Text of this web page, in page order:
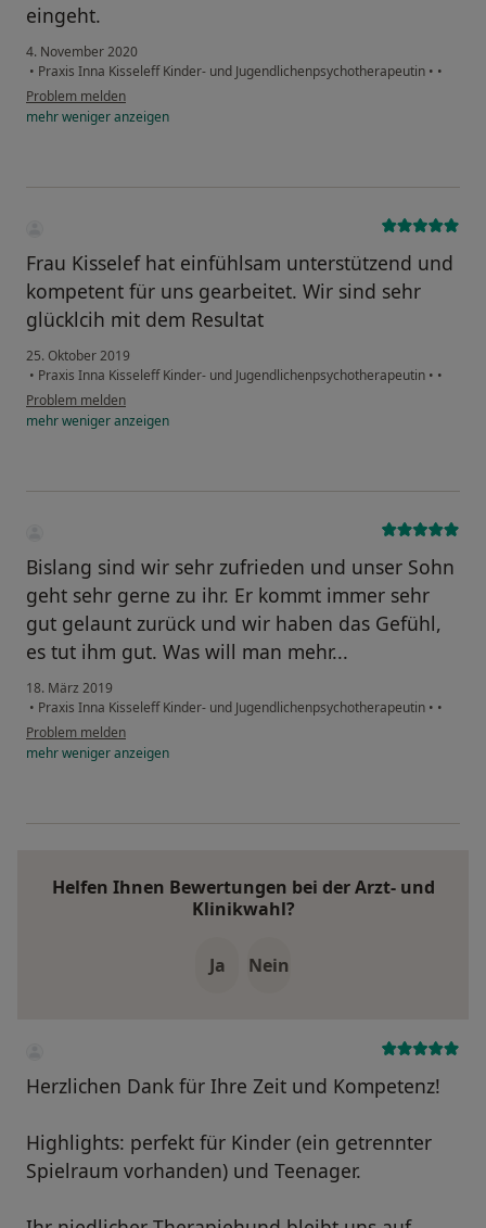
eingeht.
4. November 2020
• Praxis Inna Kisseleff Kinder- und Jugendlichenpsychotherapeutin • •
Problem melden
mehrwenigeranzeigen
Frau Kisselef hat einfühlsam unterstützend und
kompetent für uns gearbeitet. Wir sind sehr
glücklcih mit dem Resultat
25. Oktober 2019
• Praxis Inna Kisseleff Kinder- und Jugendlichenpsychotherapeutin • •
Problem melden
mehrwenigeranzeigen
Bislang sind wir sehr zufrieden und unser Sohn
geht sehr gerne zu ihr. Er kommt immer sehr
gut gelaunt zurück und wir haben das Gefühl,
es tut ihm gut. Was will man mehr...
18. März 2019
• Praxis Inna Kisseleff Kinder- und Jugendlichenpsychotherapeutin • •
Problem melden
mehrwenigeranzeigen
Helfen Ihnen Bewertungen bei der Arzt- und
Klinikwahl?
Ja Nein
Herzlichen Dank für Ihre Zeit und Kompetenz!
Highlights: perfekt für Kinder (ein getrennter
Spielraum vorhanden) und Teenager.